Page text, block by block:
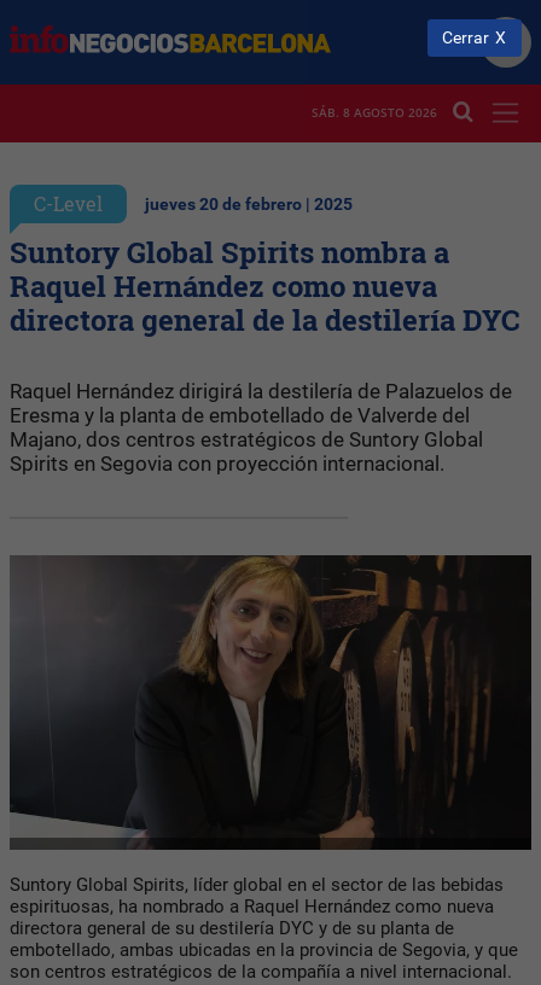
SÁB. 8 AGOSTO 2026
C-Level jueves 20 de febrero | 2025
Suntory Global Spirits nombra a
Raquel Hernández como nueva
directora general de la destilería DYC
Raquel Hernández dirigirá la destilería de Palazuelos de
Eresma y la planta de embotellado de Valverde del
Majano, dos centros estratégicos de Suntory Global
Spirits en Segovia con proyección internacional.
Suntory Global Spirits, líder global en el sector de las bebidas
espirituosas, ha nombrado a Raquel Hernández como nueva
directora general de su destilería DYC y de su planta de
embotellado, ambas ubicadas en la provincia de Segovia, y que
son centros estratégicos de la compañía a nivel internacional.
Cerrar